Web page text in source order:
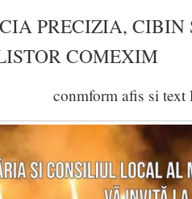
PRECIZIA, CIBIN
COMEXIM
conmform afis si text